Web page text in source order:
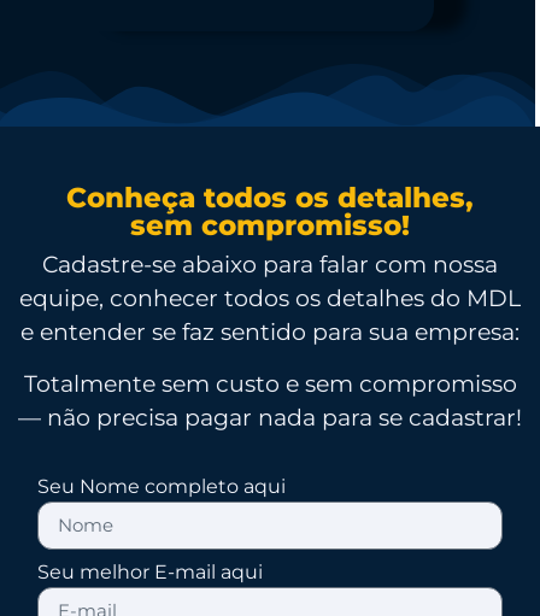
Conheça todos os detalhes,
sem compromisso!
Cadastre-se abaixo para falar com nossa
equipe, conhecer todos os detalhes do MDL
e entender se faz sentido para sua empresa:
Totalmente sem custo e sem compromisso
— não precisa pagar nada para se cadastrar!
Seu Nome completo aqui
Seu melhor E-mail aqui